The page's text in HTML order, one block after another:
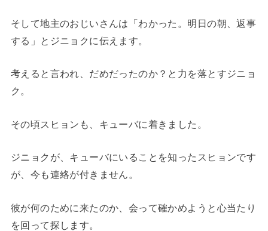
そして地主のおじいさんは「わかった。明日の朝、返事
する」とジニョクに伝えます。
考えると言われ、だめだったのか？と力を落とすジニョ
ク。
その頃スヒョンも、キューバに着きました。
ジニョクが、キューバにいることを知ったスヒョンです
が、今も連絡が付きません。
彼が何のために来たのか、会って確かめようと心当たり
を回って探します。